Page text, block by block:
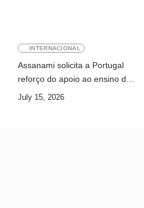
INTERNACIONAL
Assanami solicita a Portugal
reforço do apoio ao ensino da
língua portuguesa e ao ensino
July 15, 2026